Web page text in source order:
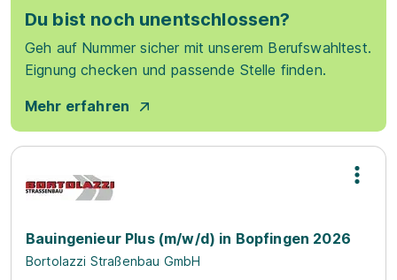
Du bist noch unentschlossen?
Geh auf Nummer sicher mit unserem Berufswahltest.
Eignung checken und passende Stelle finden.
Mehr erfahren
Bauingenieur Plus (m/w/d) in Bopfingen 2026
Bortolazzi Straßenbau GmbH